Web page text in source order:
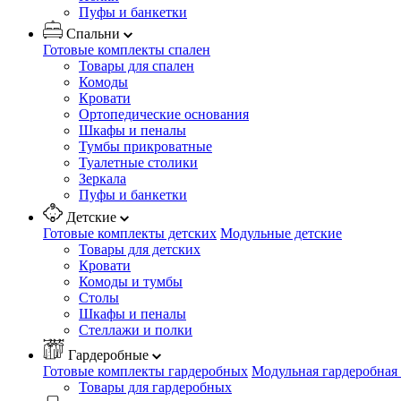
Пуфы и банкетки
Спальни
Готовые комплекты спален
Товары для спален
Комоды
Кровати
Ортопедические основания
Шкафы и пеналы
Тумбы прикроватные
Туалетные столики
Зеркала
Пуфы и банкетки
Детские
Готовые комплекты детских Модульные детские
Товары для детских
Кровати
Комоды и тумбы
Столы
Шкафы и пеналы
Стеллажи и полки
Гардеробные
Готовые комплекты гардеробных Модульная
Товары для гардеробных